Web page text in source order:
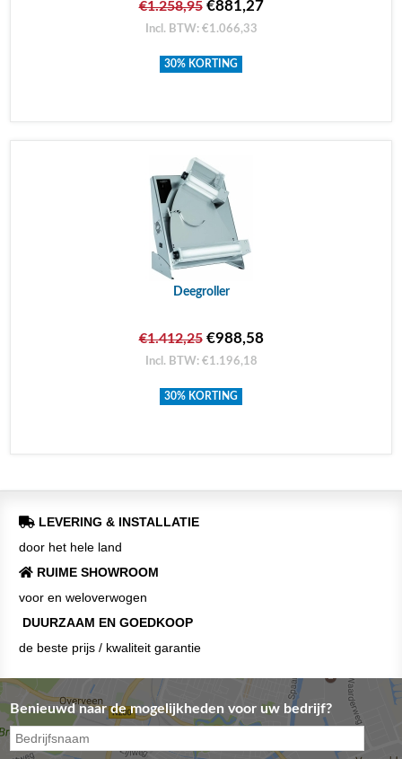
€1.258,95€881,27
Incl. BTW: €1.066,33
30% KORTING
Deegroller
€1.412,25€988,58
Incl. BTW: €1.196,18
30% KORTING
LEVERING & INSTALLATIE
door het hele land
RUIME SHOWROOM
voor en weloverwogen
DUURZAAM EN GOEDKOOP
de beste prijs / kwaliteit garantie
Benieuwd naar de mogelijkheden voor uw bedrijf?